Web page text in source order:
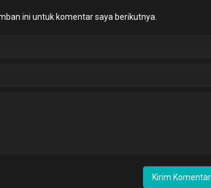
ini untuk komentar saya berikutnya.